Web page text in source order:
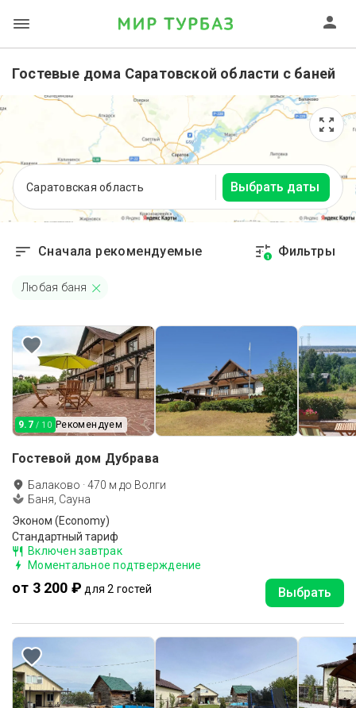
Гостевые дома Саратовской области с баней
Саратовская область Выбрать даты
Сначала рекомендуемые 1 Фильтры
Любая баня
9.7 / 10 Рекомендуем
Гостевой дом Дубрава
Балаково ·470 м до Волги
Баня, Сауна
Эконом (Economy)
Стандартный тариф
Включен завтрак
Моментальное подтверждение
от 3 200 ₽ для 2 гостей Выбрать